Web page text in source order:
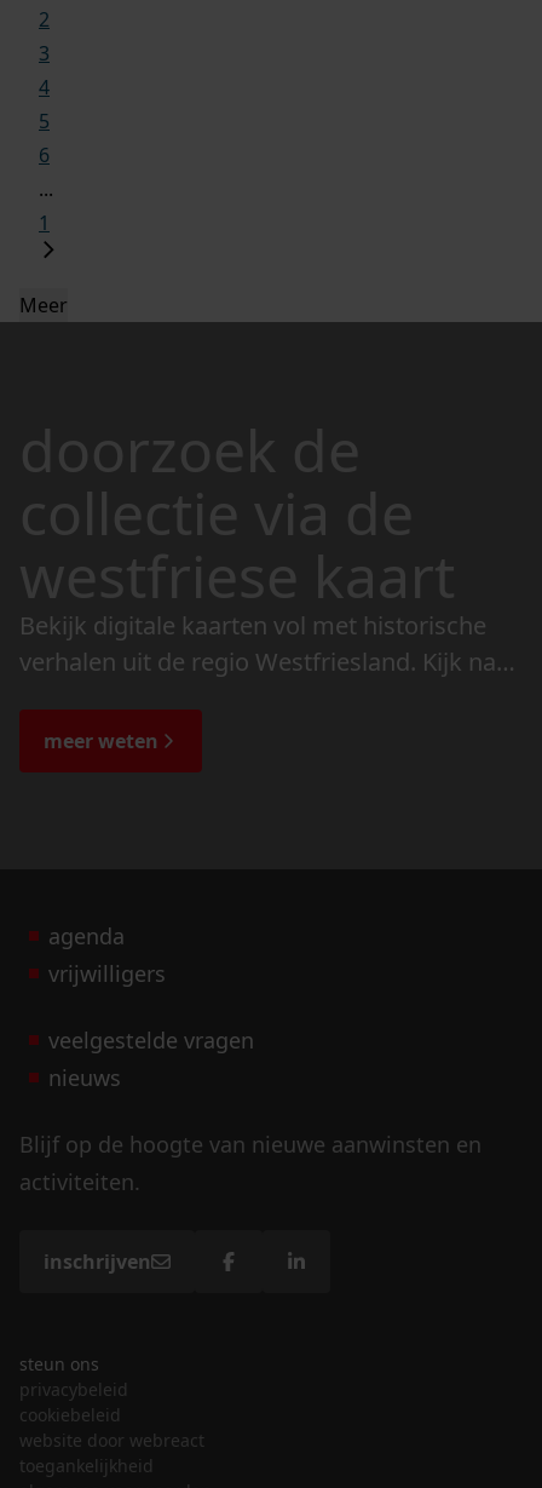
2
3
4
5
6
...
1
Meer
doorzoek de
collectie via de
westfriese kaart
Bekijk digitale kaarten vol met historische
verhalen uit de regio Westfriesland. Kijk naar
de bijzondere verhalen.
meer weten
agenda
vrijwilligers
veelgestelde vragen
nieuws
Blijf op de hoogte van nieuwe aanwinsten en
activiteiten.
inschrijven
steun ons
privacybeleid
cookiebeleid
website door webreact
toegankelijkheid